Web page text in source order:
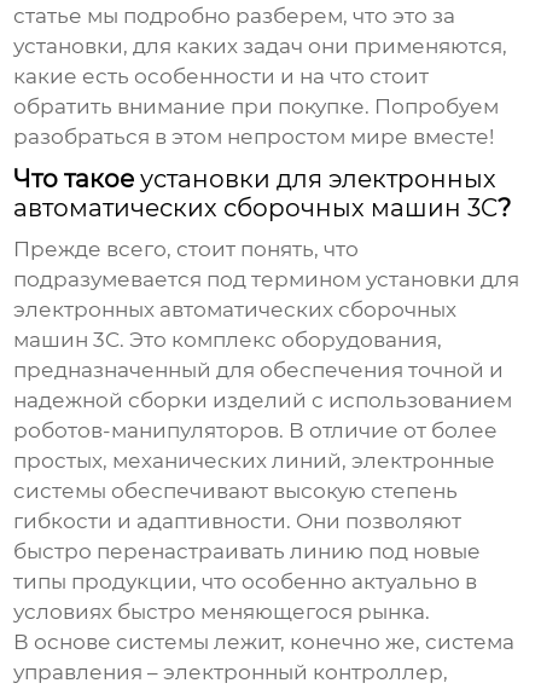
статье мы подробно разберем, что это за
установки, для каких задач они применяются,
какие есть особенности и на что стоит
обратить внимание при покупке. Попробуем
разобраться в этом непростом мире вместе!
Что такоеустановки для электронных
автоматических сборочных машин 3C?
Прежде всего, стоит понять, что
подразумевается под терминомустановки для
электронных автоматических сборочных
машин 3C. Это комплекс оборудования,
предназначенный для обеспечения точной и
надежной сборки изделий с использованием
роботов-манипуляторов. В отличие от более
простых, механических линий, электронные
системы обеспечивают высокую степень
гибкости и адаптивности. Они позволяют
быстро перенастраивать линию под новые
типы продукции, что особенно актуально в
условиях быстро меняющегося рынка.
В основе системы лежит, конечно же, система
управления – электронный контроллер,